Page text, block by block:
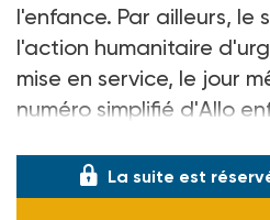
l'enfance. Par ailleurs, le
l'action humanitaire
mise en service, le jour
numéro simplifié d'Allo
La suite est